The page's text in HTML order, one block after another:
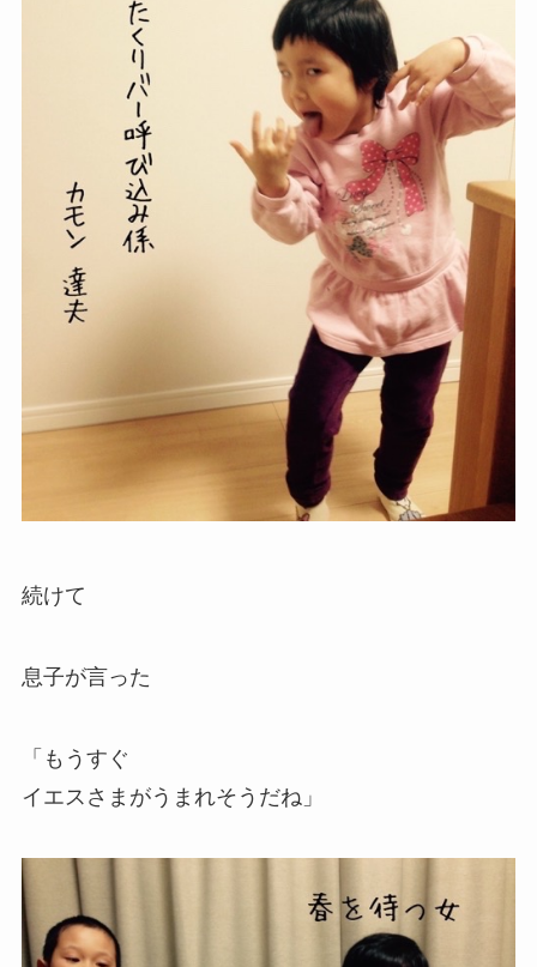
続けて
息子が言った
「もうすぐ
イエスさまがうまれそうだね」